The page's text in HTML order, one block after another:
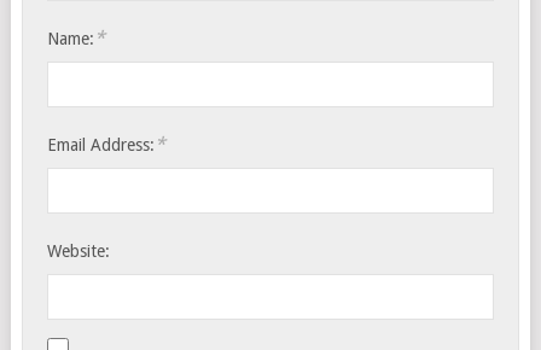
Name: *
Email Address: *
Website: